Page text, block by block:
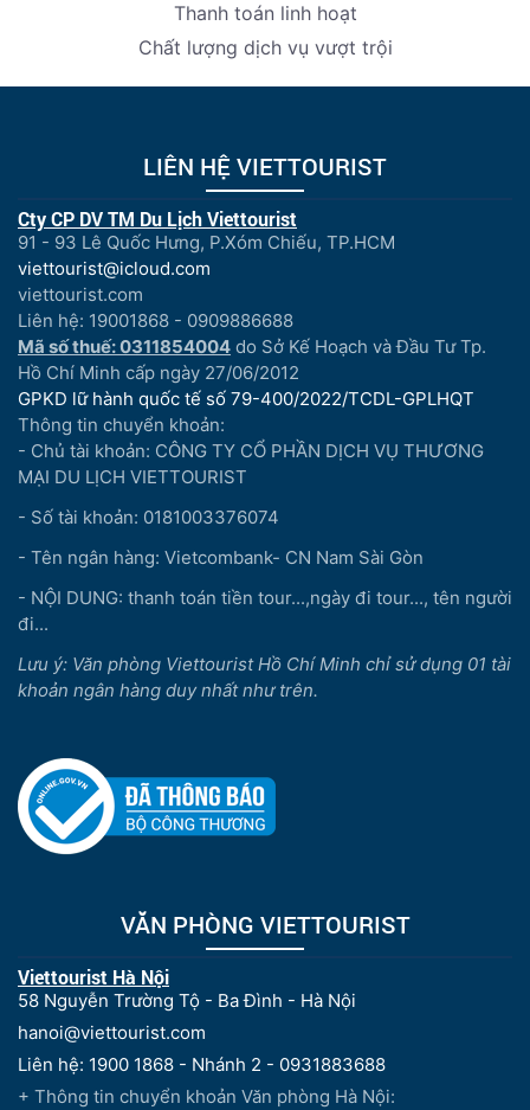
Thanh toán linh hoạt
Chất lượng dịch vụ vượt trội
LIÊN HỆ VIETTOURIST
Cty CP DV TM Du Lịch Viettourist
91 - 93 Lê Quốc Hưng, P.Xóm Chiếu, TP.HCM
viettourist@icloud.com
viettourist.com
Liên hệ: 19001868 - 0909886688
Mã số thuế: 0311854004 do Sở Kế Hoạch và Đầu Tư Tp.
Hồ Chí Minh cấp ngày 27/06/2012
GPKD lữ hành quốc tế số 79-400/2022/TCDL-GPLHQT
Thông tin chuyển khoản:
- Chủ tài khoản: CÔNG TY CỔ PHẦN DỊCH VỤ THƯƠNG
MẠI DU LỊCH VIETTOURIST
- Số tài khoản: 0181003376074
- Tên ngân hàng: Vietcombank- CN Nam Sài Gòn
- NỘI DUNG: thanh toán tiền tour...,ngày đi tour..., tên người
đi...
Lưu ý: Văn phòng Viettourist Hồ Chí Minh chỉ sử dụng 01 tài
khoản ngân hàng duy nhất như trên.
VĂN PHÒNG VIETTOURIST
Viettourist Hà Nội
58 Nguyễn Trường Tộ - Ba Đình - Hà Nội
hanoi@viettourist.com
Liên hệ: 1900 1868 - Nhánh 2 - 0931883688
+ Thông tin chuyển khoản Văn phòng Hà Nội: